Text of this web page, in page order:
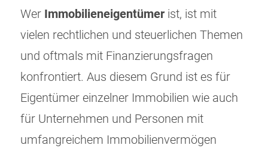
Wer Immobilieneigentümer ist, ist mit
vielen rechtlichen und steuerlichen Themen
und oftmals mit Finanzierungsfragen
konfrontiert. Aus diesem Grund ist es für
Eigentümer einzelner Immobilien wie auch
für Unternehmen und Personen mit
umfangreichem Immobilienvermögen